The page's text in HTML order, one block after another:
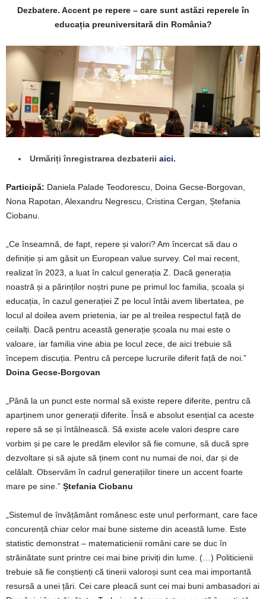
Dezbatere. Accent pe repere – care sunt astăzi reperele în
educația preuniversitară din România?
Urmăriți înregistrarea dezbaterii aici.
Participă: Daniela Palade Teodorescu, Doina Gecse-Borgovan,
Nona Rapotan, Alexandru Negrescu, Cristina Cergan, Ștefania
Ciobanu.
„Ce înseamnă, de fapt, repere și valori? Am încercat să dau o
definiție și am găsit un European value survey. Cel mai recent,
realizat în 2023, a luat în calcul generația Z. Dacă generația
noastră și a părinților noștri pune pe primul loc familia, școala și
educația, în cazul generației Z pe locul întâi avem libertatea, pe
locul al doilea avem prietenia, iar pe al treilea respectul față de
ceilalți. Dacă pentru această generație școala nu mai este o
valoare, iar familia vine abia pe locul zece, de aici trebuie să
începem discuția. Pentru că percepe lucrurile diferit față de noi.”
Doina Gecse-Borgovan
„Până la un punct este normal să existe repere diferite, pentru că
aparținem unor generații diferite. Însă e absolut esențial ca aceste
repere să se și întâlnească. Să existe acele valori despre care
vorbim și pe care le predăm elevilor să fie comune, să ducă spre
dezvoltare și să ajute să ținem cont nu numai de noi, dar și de
celălalt. Observăm în cadrul generațiilor tinere un accent foarte
mare pe sine.” Ștefania Ciobanu
„Sistemul de învățământ românesc este unul performant, care face
concurență chiar celor mai bune sisteme din această lume. Este
statistic demonstrat – matematicienii români care se duc în
străinătate sunt printre cei mai bine priviți din lume. (…) Politicienii
trebuie să fie conștienți că tinerii valoroși sunt cea mai importantă
resursă a unei țări. Cei care pleacă sunt cei mai buni ambasadori ai